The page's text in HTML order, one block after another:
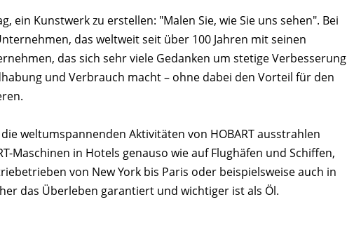
ein Kunstwerk zu erstellen: "Malen Sie, wie Sie uns sehen". Bei
das weltweit seit über 100 Jahren mit seinen
das sich sehr viele Gedanken um stetige Verbesserung
und Verbrauch macht – ohne dabei den Vorteil für den
weltumspannenden Aktivitäten von HOBART ausstrahlen
Maschinen in Hotels genauso wie auf Flughäfen und Schiffen,
von New York bis Paris oder beispielsweise auch in
das Überleben garantiert und wichtiger ist als Öl.